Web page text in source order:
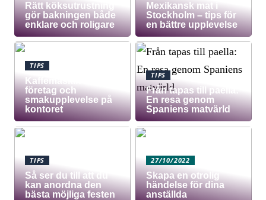
Rätt köksutrustning
gör bakningen både
enklare och roligare
Mexikansk mat i
Stockholm – tips för
en bättre upplevelse
TIPS
Kaffemaskin för
företag och
smakupplevelse på
kontoret
TIPS
Från tapas till paella:
En resa genom
Spaniens matvärld
TIPS
Så ser du till att du
kan anordna den
bästa möjliga festen
27/10/2022
Skapa en otrolig
händelse för dina
anställda